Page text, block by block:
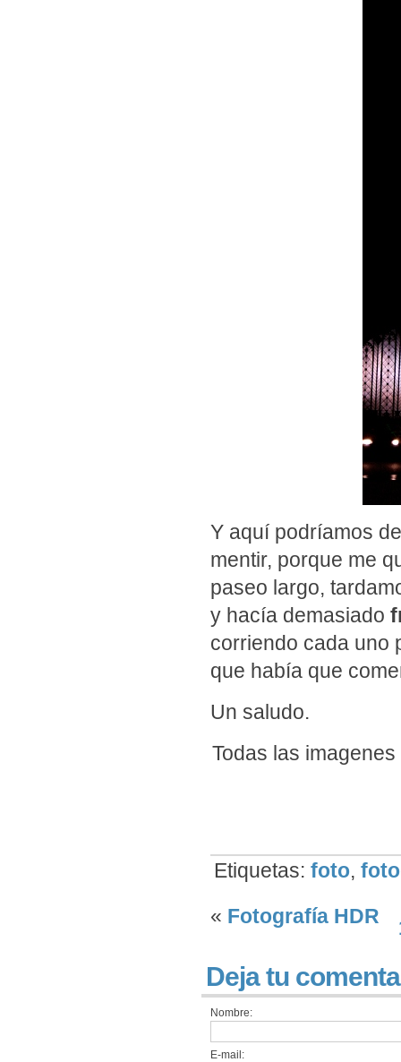
Y aquí podríamos
mentir, porque me
paseo largo,
y hacía demasiado
corriendo cada uno
que había que
Un saludo.
Todas las
Etiquetas: foto,
« Fotografía HDR
Deja tu
Nombre:
E-mail: